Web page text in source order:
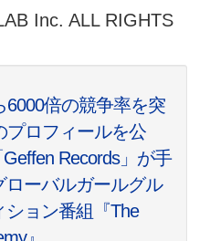
Inc. ALL RIGHTS
6000倍の競争率を突
プロフィールを公
Records」が手
ーバルガールグル
ョン番組『The